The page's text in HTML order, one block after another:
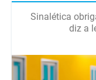
Sinalética
diz a